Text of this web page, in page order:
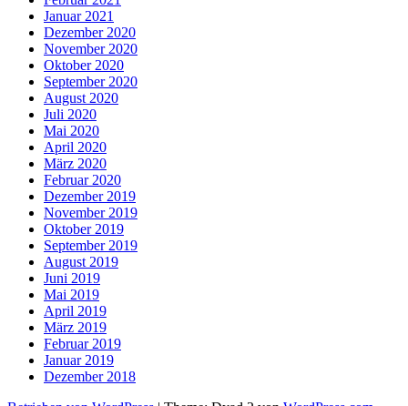
Januar 2021
Dezember 2020
November 2020
Oktober 2020
September 2020
August 2020
Juli 2020
Mai 2020
April 2020
März 2020
Februar 2020
Dezember 2019
November 2019
Oktober 2019
September 2019
August 2019
Juni 2019
Mai 2019
April 2019
März 2019
Februar 2019
Januar 2019
Dezember 2018